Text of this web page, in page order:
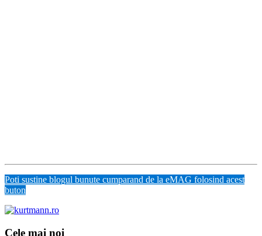
Poti sustine blogul bunute cumparand de la eMAG folosind acest
buton
Cele mai noi